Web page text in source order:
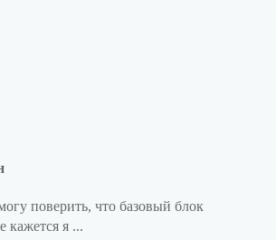
поверить, что базовый блок
кажется я ...